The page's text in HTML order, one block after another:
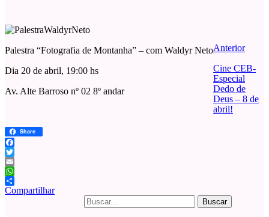
Palestra “Fotografia de Montanha” – com Waldyr Neto
Dia 20 de abril, 19:00 hs
Av. Alte Barroso nº 02 8º andar
Share
Facebook
Twitter
Email
WhatsApp
Compartilhar
Buscar
por:
Anterior
Cine CEB-
Especial
Dedo de
Deus – 8 de
abril!